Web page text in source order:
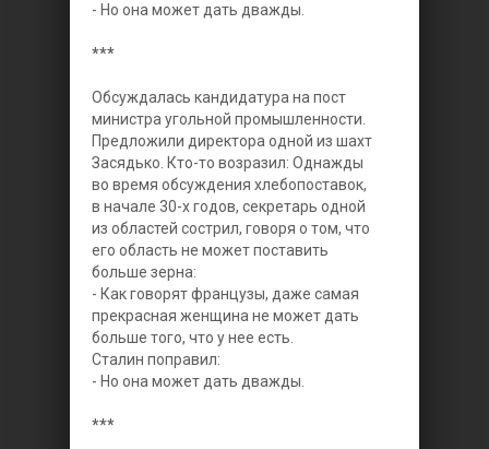
- Но она может дать дважды.
***
Обсуждалась кандидатура на пост
министра угольной промышленности.
Предложили директора одной из шахт
Засядько. Кто-то возразил: Однажды
во время обсуждения хлебопоставок,
в начале 30-х годов, секретарь одной
из областей сострил, говоря о том, что
его область не может поставить
больше зерна:
- Как говорят французы, даже самая
прекрасная женщина не может дать
больше того, что у нее есть.
Сталин поправил:
- Но она может дать дважды.
***